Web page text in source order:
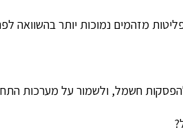
מזהמים נמוכות יותר בהשוואה
חשמל, ולשמור על מערכות